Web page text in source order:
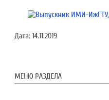
Дата: 14.11.2019
МЕНЮ РАЗДЕЛА